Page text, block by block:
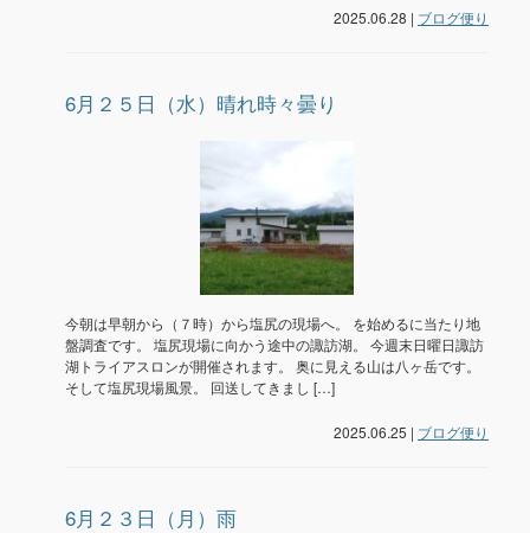
2025.06.28 | ブログ便り
6月２５日（水）晴れ時々曇り
今朝は早朝から（７時）から塩尻の現場へ。 を始めるに当たり地
盤調査です。 塩尻現場に向かう途中の諏訪湖。 今週末日曜日諏訪
湖トライアスロンが開催されます。 奥に見える山は八ヶ岳です。
そして塩尻現場風景。 回送してきまし […]
2025.06.25 | ブログ便り
6月２３日（月）雨